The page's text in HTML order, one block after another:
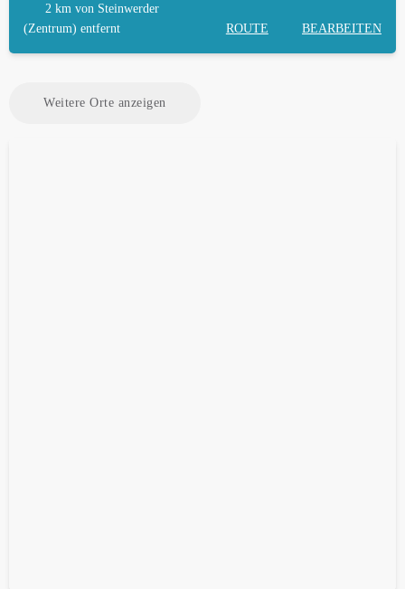
2 km von Steinwerder
(Zentrum) entfernt
ROUTE BEARBEITEN
Weitere Orte anzeigen